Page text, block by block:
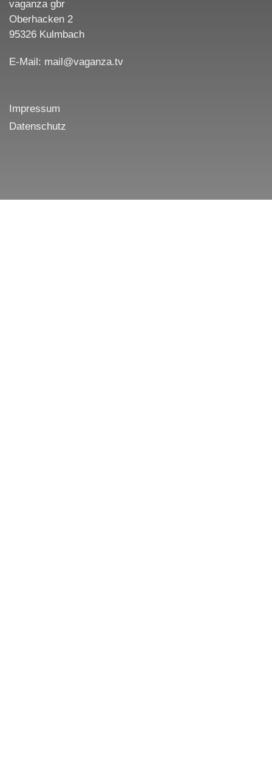
vaganza gbr
Oberhacken 2
95326 Kulmbach
E-Mail: mail@vaganza.tv
Impressum
Datenschutz